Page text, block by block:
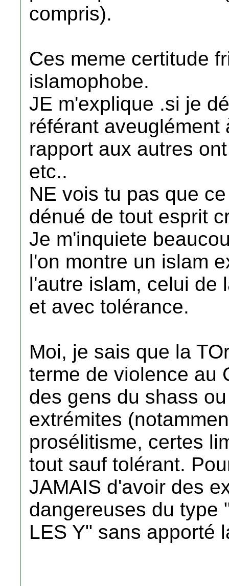
compris).
Ces meme certitude
islamophobe.
JE m'explique .si je
référant aveuglément
rapport aux autres
etc..
NE vois tu pas que
dénué de tout esprit
Je m'inquiete
l'on montre un islam
l'autre islam, celui de
et avec tolérance.
Moi, je sais que la
terme de violence au
des gens du shass
extrémites
prosélitisme, certes
tout sauf tolérant.
JAMAIS d'avoir des
dangereuses du type
LES Y" sans apporté